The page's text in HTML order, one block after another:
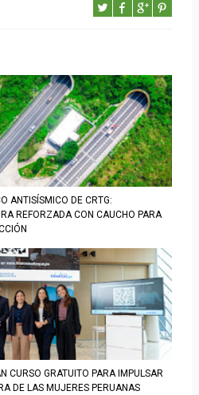
ANTISÍSMICO DE CRTG:
REFORZADA CON CAUCHO PARA
CURSO GRATUITO PARA IMPULSAR
DE LAS MUJERES PERUANAS